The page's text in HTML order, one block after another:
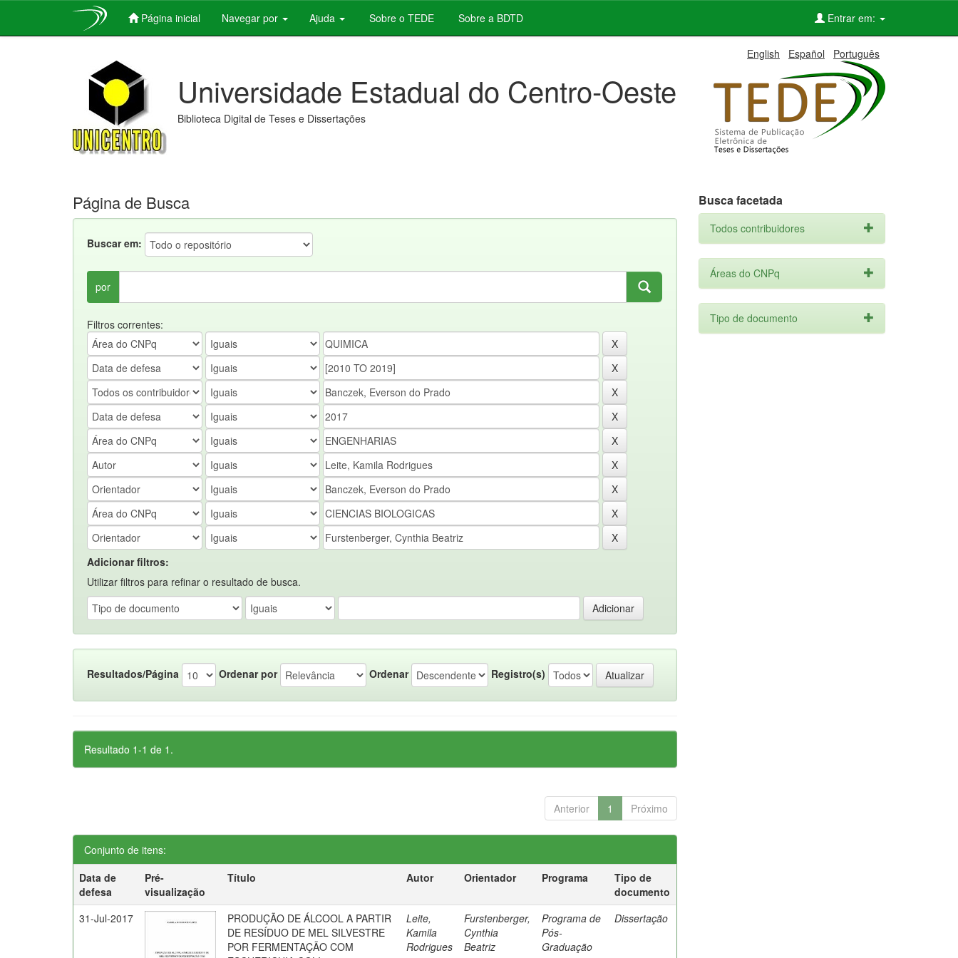
Página inicial Navegar por Ajuda Sobre o TEDE Sobre a BDTD Entrar em:
English Español Português
Universidade Estadual do Centro-Oeste
Biblioteca Digital de Teses e Dissertações
Página de Busca
Buscar em:
por
Filtros correntes:
Adicionar filtros:
Utilizar filtros para refinar o resultado de busca.
Resultados/Página Ordenar por Ordenar Registro(s)
Resultado 1-1 de 1.
Anterior 1 Próximo
Conjunto de itens:
Data de
defesa
Pré-
visualização
Título Autor Orientador Programa
Tipo de
documento
31-Jul-2017
PRODUÇÃO DE ÁLCOOL A PARTIR
DE RESÍDUO DE MEL SILVESTRE
POR FERMENTAÇÃO COM
Leite,
Kamila
Rodrigues
Furstenberger,
Cynthia
Beatriz
Programa de
Pós-
Graduação
Dissertação
Busca facetada
Todos contribuidores
Áreas do CNPq
Tipo de documento